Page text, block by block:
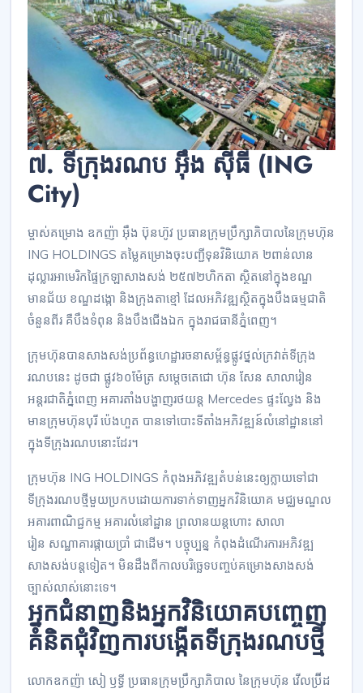
៧. ទីក្រុង​រណប អ៊ឹង ស៊ីធី (ING
City)
ម្ចាស់​គម្រោង ឧកញ៉ា អ៊ឹង ប៊ុន​ហ៊ូវ ប្រធាន​ក្រុមប្រឹក្សាភិបាល​នៃ​ក្រុមហ៊ុន
ING HOLDINGS តម្លៃ​គម្រោង​ចុះ​បញ្ជី​ទុន​វិនិយោគ ២​ពាន់​លាន​
ដុល្លារ​អាមេរិក​ផ្ទៃ​ក្រឡា​សាងសង់ ២៥៧២​ហិកតា ស្ថិត​នៅ​ក្នុង​ខណ្ឌ​​
មានជ័យ ខណ្ឌ​ដង្កោ និង​ក្រុង​តាខ្មៅ ដែល​អភិវឌ្ឍ​ស្ថិត​ក្នុង​បឹង​ធម្មជាតិ​
ចំនួន​ពីរ គឺ​បឹង​ទំពុន និង​បឹង​ជើងឯក ក្នុង​រាជ​ធានី​ភ្នំពេញ។
ក្រុមហ៊ុន​បាន​សាងសង់​ប្រព័ន្ធ​ហេដ្ឋា​រចនា​សម្ព័ន្ធ​ផ្លូវ​ថ្នល់​ក្រវាត់​ទីក្រុង​
រណប​នេះ ដូចជា ផ្លូវ​៦០​ម៉ែត្រ សម្តេច​តេជោ ហ៊ុន សែន សាលារៀន​
អន្តរជាតិ​ភ្នំពេញ អគារ​តាំង​បង្ហាញ​រថយន្ត Mercedes ផ្ទះ​ល្វែង និង
មាន​ក្រុមហ៊ុន​បុរី ប៉េង​ហួត បាន​ទៅ​បោះ​ទីតាំង​អភិវឌ្ឍន៍​លំនៅដ្ឋាន​នៅ​
ក្នុង​ទីក្រុង​រណប​នោះ​ដែរ។
ក្រុមហ៊ុន ING HOLDINGS កំពុង​អភិវឌ្ឍ​តំបន់​នេះ​ឲ្យ​ក្លាយ​ទៅ​ជា​
ទីក្រុង​រណប​ថ្មី​មួយ​ប្រកប​ដោយ​ការ​ទាក់ទាញ​អ្នក​វិនិយោគ មជ្ឈមណ្ឌល​
អគារ​ពាណិជ្ជកម្ម អគារ​លំនៅដ្ឋាន ព្រលាន​យន្តហោះ សាលា
រៀន សណ្ឋាគារ​ផ្កាយ​ប្រាំ​ ជាដើម។ បច្ចុប្បន្ន កំពុង​ដំណើរការ​អភិវឌ្ឍ​
សាងសង់​បន្ត​ទៀត។ មិន​ដឹង​ពី​កាល​បរិច្ឆេទ​បញ្ចប់​គម្រោង​សាងសង់​
ច្បាស់​លាស់​នោះ​ទេ។
អ្នក​ជំនាញ​និង​អ្នក​វិនិយោគ​បញ្ចេញ​
គំនិត​ជុំវិញ​ការ​បង្កើត​ទីក្រុង​រណប​ថ្មី
លោក​ឧកញ៉ា សៀ ឫទី្ធ ប្រធាន​ក្រុមប្រឹក្សាភិបាល នៃ​ក្រុមហ៊ុន វើលប្រ៊ីដ